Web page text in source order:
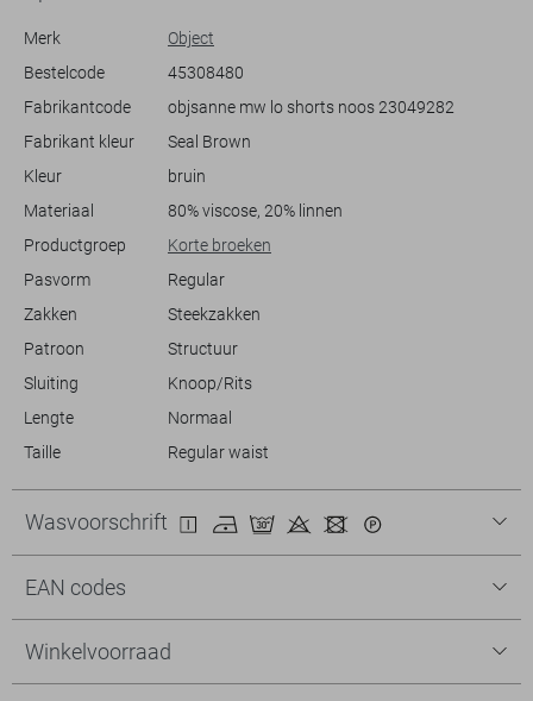
Perfect voor alledaagse situaties, van een ontspannen dagje uit tot
ideaal voor regelmatig gebruik, zonder in te boeten op stijl. Combineer
deze korte broek met een luchtige top en je favoriete sandalen voor
een moeiteloos chique look. Of je nu op het strand bent of met
dat je er altijd goed uitziet en je comfortabel voelt.
Merk
Object
Bestelcode
45308480
Fabrikantcode
objsanne mw lo shorts noos 23049282
Fabrikant kleur
Seal Brown
Kleur
bruin
Materiaal
80% viscose, 20% linnen
Productgroep
Korte broeken
Pasvorm
Regular
Zakken
Steekzakken
Patroon
Structuur
Sluiting
Knoop/Rits
Lengte
Normaal
Taille
Regular waist
Wasvoorschrift
EAN codes
Winkelvoorraad